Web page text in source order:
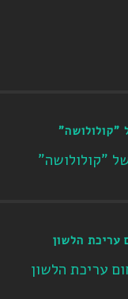
"קולולושה"
"קולולושה"
עריכת הלשון
עריכת הלשון